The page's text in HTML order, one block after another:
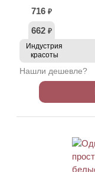
716 ₽
662 ₽
Индустрия
красоты
Нашли дешевле?